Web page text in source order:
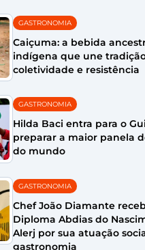
GASTRONOMIA
Caiçuma: a bebida
indígena que une
coletividade e resistência
GASTRONOMIA
Hilda Baci entra para o
preparar a maior panela
do mundo
GASTRONOMIA
Chef João Diamante
Diploma Abdias do
Alerj por sua atuação
gastronomia